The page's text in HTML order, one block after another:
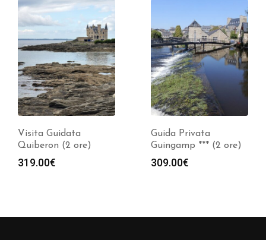
Visita Guidata
Quiberon (2 ore)
319.00€
Guida Privata
Guingamp *** (2 ore)
309.00€